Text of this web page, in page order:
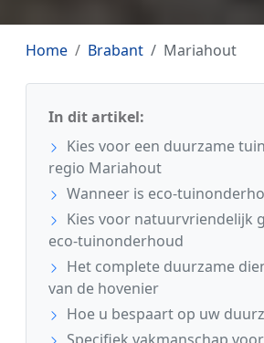
Home Brabant Mariahout
In dit artikel:
Kies voor een duurzame
regio Mariahout
Wanneer is eco-
Kies voor natuurvriendelijk
eco-tuinonderhoud
Het complete duurzame
van de hovenier
Hoe u bespaart op uw